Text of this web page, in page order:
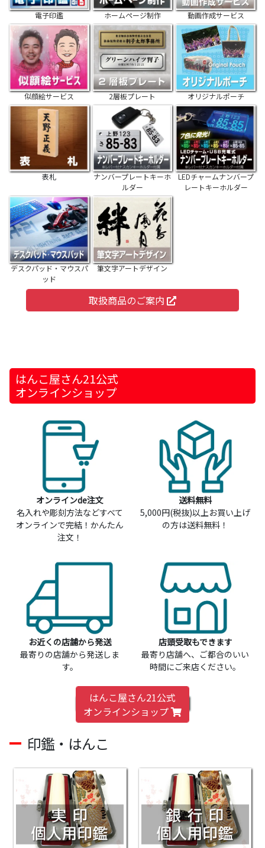
電子印鑑 ホームページ制作 動画作成サービス
似顔絵サービス 2層板プレート オリジナルポーチ
表札
ナンバープレートキーホ
ルダー
LEDチャームナンバープ
レートキーホルダー
デスクパッド・マウスパ
ッド
筆文字アートデザイン
取扱商品のご案内
はんこ屋さん21公式
オンラインショップ
オンラインde注文
名入れや彫刻方法などすべて
オンラインで完結！かんたん
注文！
送料無料
5,000円(税抜)以上お買い上げ
の方は送料無料！
お近くの店舗から発送
最寄りの店舗から発送しま
す。
店頭受取もできます
最寄り店舗へ、ご都合のいい
時間にご来店ください。
はんこ屋さん21公式
オンラインショップ
印鑑・はんこ